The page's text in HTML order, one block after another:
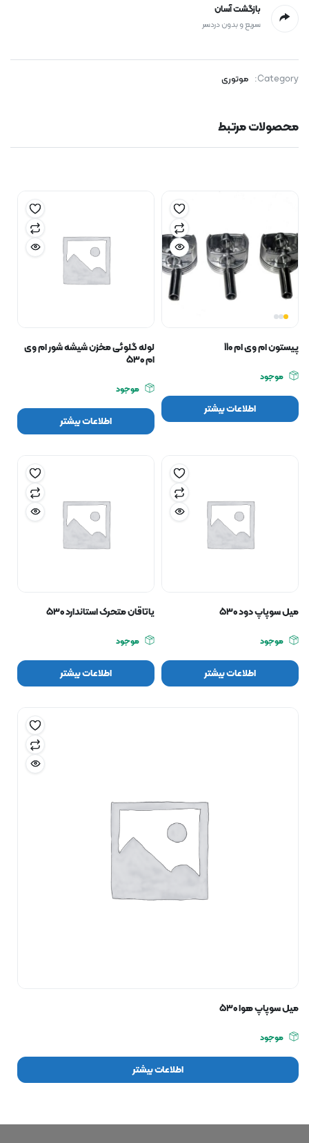
بازگشت آسان
سریع و بدون دردسر
Category: موتوری
محصولات مرتبط
پیستون ام وی ام 110
موجود
اطلاعات بیشتر
لوله گلوئی مخزن شیشه شور ام وی
ام ۵۳۰
موجود
اطلاعات بیشتر
میل سوپاپ دود ۵۳۰
موجود
اطلاعات بیشتر
یاتاقان متحرک استاندارد ۵۳۰
موجود
اطلاعات بیشتر
میل سوپاپ هوا ۵۳۰
موجود
اطلاعات بیشتر